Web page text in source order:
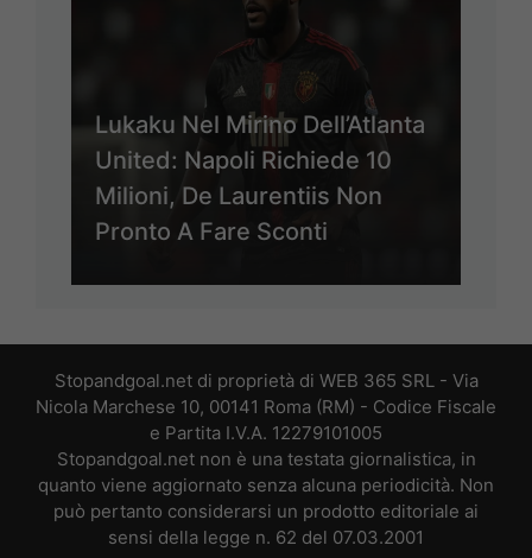
Lukaku Nel Mirino Dell’Atlanta
United: Napoli Richiede 10
Milioni, De Laurentiis Non
Pronto A Fare Sconti
Stopandgoal.net di proprietà di WEB 365 SRL - Via
Nicola Marchese 10, 00141 Roma (RM) - Codice Fiscale
e Partita I.V.A. 12279101005
Stopandgoal.net non è una testata giornalistica, in
quanto viene aggiornato senza alcuna periodicità. Non
può pertanto considerarsi un prodotto editoriale ai
sensi della legge n. 62 del 07.03.2001